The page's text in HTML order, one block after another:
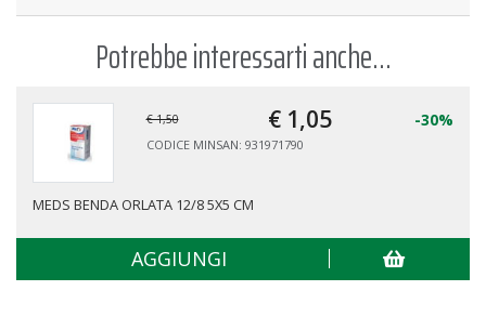
Potrebbe interessarti anche...
€ 1,50 € 1,05 -30%
CODICE MINSAN: 931971790
MEDS BENDA ORLATA 12/8 5X5 CM
AGGIUNGI